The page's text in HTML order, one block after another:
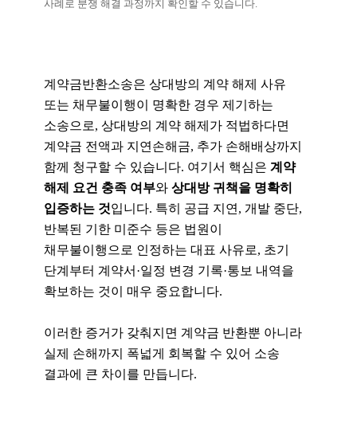
사례로 분쟁 해결 과정까지 확인할 수 있습니다.
계약금반환소송은 상대방의 계약 해제 사유
또는 채무불이행이 명확한 경우 제기하는
소송으로, 상대방의 계약 해제가 적법하다면
계약금 전액과 지연손해금, 추가 손해배상까지
함께 청구할 수 있습니다. 여기서 핵심은 계약
해제 요건 충족 여부와 상대방 귀책을 명확히
입증하는 것입니다. 특히 공급 지연, 개발 중단,
반복된 기한 미준수 등은 법원이
채무불이행으로 인정하는 대표 사유로, 초기
단계부터 계약서·일정 변경 기록·통보 내역을
확보하는 것이 매우 중요합니다.
이러한 증거가 갖춰지면 계약금 반환뿐 아니라
실제 손해까지 폭넓게 회복할 수 있어 소송
결과에 큰 차이를 만듭니다.